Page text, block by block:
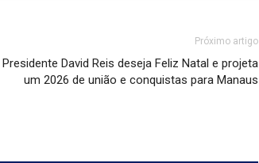
Próximo artigo
Presidente David Reis deseja Feliz Natal e projeta
um 2026 de união e conquistas para Manaus